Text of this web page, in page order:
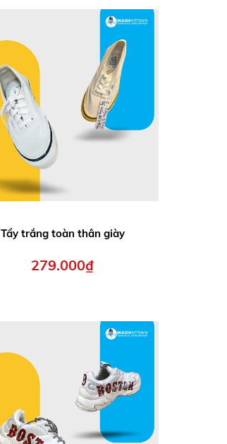
Tẩy trắng toàn thân giày
279.000₫